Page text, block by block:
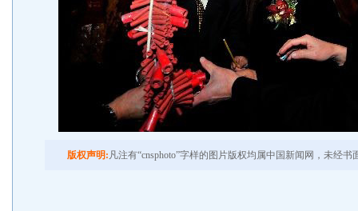
版权声明: 凡注有“cnsphoto”字样的图片版权均属中国新闻网，未经